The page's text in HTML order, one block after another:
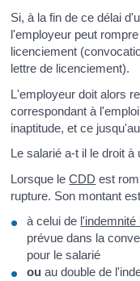
Si, à la fin de ce délai
l'employeur peut
licenciement
lettre de licenciement).
L'employeur doit alors
correspondant à
inaptitude, et ce
Le salarié a-t il le droit
Lorsque leCDD est
rupture. Son montant
à celui de l'indemnité
prévue dans la
pour le salarié
ou au double de